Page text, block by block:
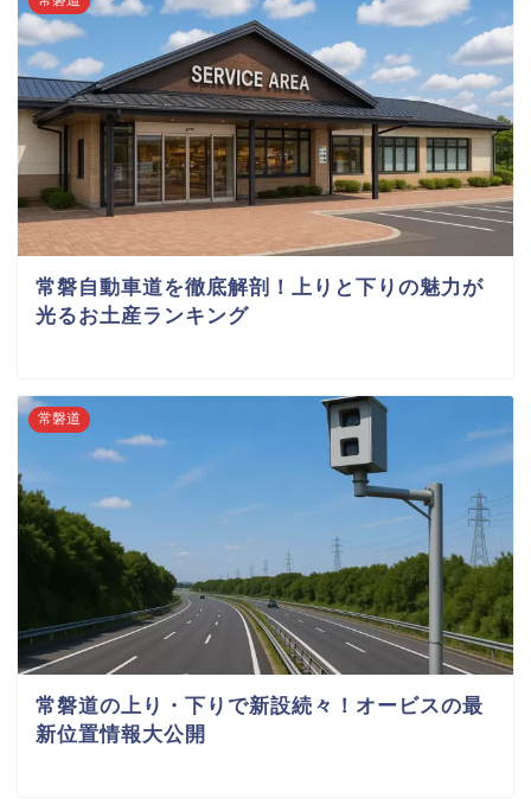
常磐自動車道を徹底解剖！上りと下りの魅力が
光るお土産ランキング
常磐道
常磐道の上り・下りで新設続々！オービスの最
新位置情報大公開